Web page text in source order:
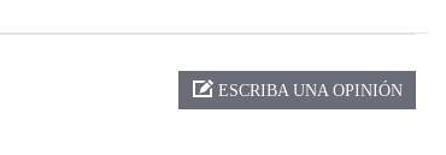
ESCRIBA UNA OPINIÓN